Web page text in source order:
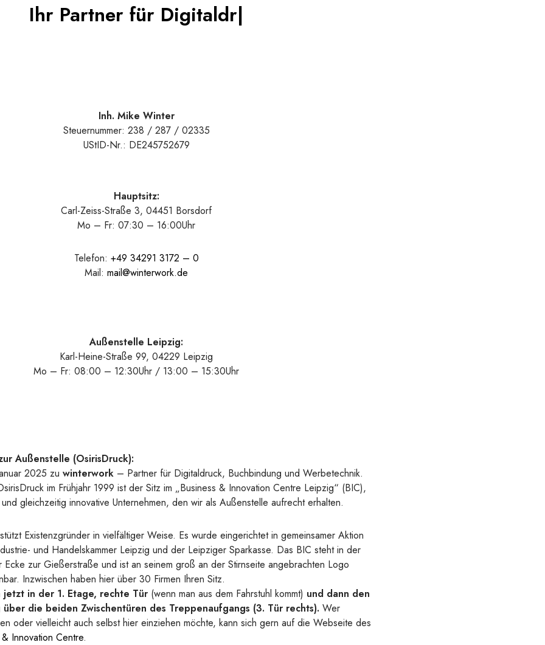
Ihr Partner für Digital|
Inh. Mike Winter
Steuernummer: 238 / 287 / 02335
UStID-Nr.: DE245752679
Hauptsitz:
Carl-Zeiss-Straße 3, 04451 Borsdorf
Mo – Fr: 07:30 – 16:00Uhr
Telefon: +49 34291 3172 – 0
Mail: mail@winterwork.de
Außenstelle Leipzig:
Karl-Heine-Straße 99, 04229 Leipzig
Mo – Fr: 08:00 – 12:30Uhr / 13:00 – 15:30Uhr
Außenstelle (OsirisDruck):
2025 zu winterwork – Partner für Digitaldruck, Buchbindung und Werbetechnik.
im Frühjahr 1999 ist der Sitz im „Business & Innovation Centre Leipzig“ (BIC),
gleichzeitig innovative Unternehmen, den wir als Außenstelle aufrecht erhalten.
Existenzgründer in vielfältiger Weise. Es wurde eingerichtet in gemeinsamer Aktion
und Handelskammer Leipzig und der Leipziger Sparkasse. Das BIC steht in der
Ecke zur Gießerstraße und ist an seinem groß an der Stirnseite angebrachten Logo
Inzwischen haben hier über 30 Firmen Ihren Sitz.
jetzt in der 1. Etage, rechte Tür (wenn man aus dem Fahrstuhl kommt) und dann den
über die beiden Zwischentüren des Treppenaufgangs (3. Tür rechts). Wer
oder vielleicht auch selbst hier einziehen möchte, kann sich gern auf die Webseite des
Innovation Centre.